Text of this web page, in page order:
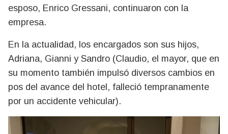
esposo, Enrico Gressani, continuaron con la
empresa.
En la actualidad, los encargados son sus hijos,
Adriana, Gianni y Sandro (Claudio, el mayor, que en
su momento también impulsó diversos cambios en
pos del avance del hotel, falleció tempranamente
por un accidente vehicular).